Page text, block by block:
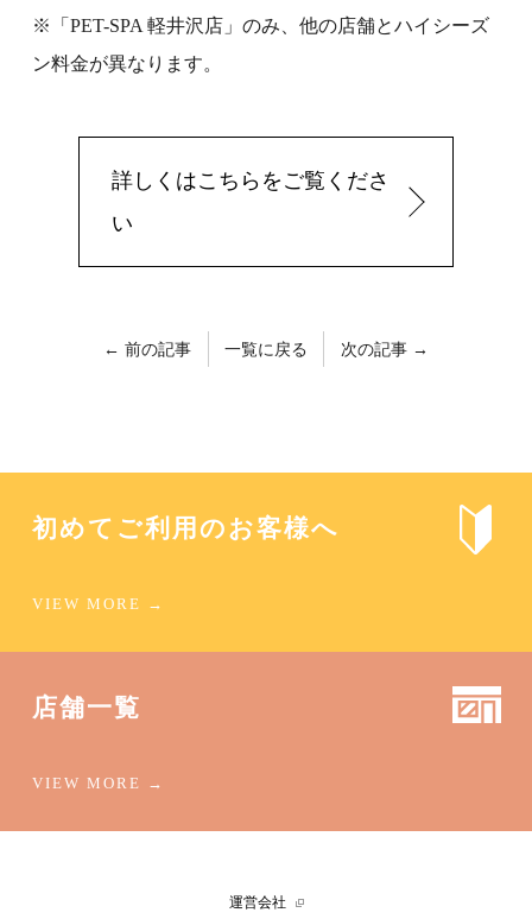
※「PET-SPA 軽井沢店」のみ、他の店舗とハイシーズ
ン料金が異なります。
詳しくはこちらをご覧くださ
い
← 前の記事 一覧に戻る 次の記事 →
初めてご利用のお客様へ
店舗一覧
運営会社